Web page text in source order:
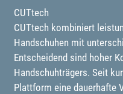
CUTtech
CUTtech kombiniert
Handschuhen mit
Entscheidend sind hoher
Handschuhträgers. Seit
Plattform eine dauerhafte